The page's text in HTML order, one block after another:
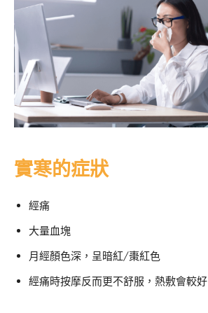
實寒的症狀
經痛
大量血塊
月經顏色深，呈暗紅/棗紅色
經痛時按摩反而更不舒服，熱敷會較好